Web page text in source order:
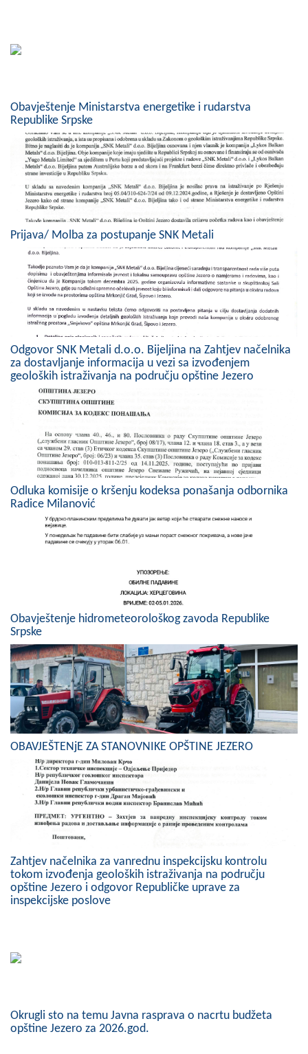
Statut Opštine
Skupštinsko vijeće opštine jezero
Sastav Skupštine
Službeni Glasnici
OPŠTINSKA UPRAVA
INFO
Vijesti
Aktivnosti
Javni pozivi
Obavještenja
Zaštita od požara
COVID 19
Geoistraživanja
PRIVREDA
Sport
CIVILNA ZAŠTITA
KONTAKT
Obavještenje Ministarstva energetike i rudarstva
Republike Srpske
Prijava/ Molba za postupanje SNK Metali
Odgovor SNK Metali d.o.o. Bijeljina na Zahtjev načelnika
za dostavljanje informacija u vezi sa izvođenjem
geoloških istraživanja na području opštine Jezero
Odluka komisije o kršenju kodeksa ponašanja odbornika
Radice Milanović
Obavještenje hidrometeorološkog zavoda Republike
Srpske
OBAVJEŠTENjE ZA STANOVNIKE OPŠTINE JEZERO
Zahtjev načelnika za vanrednu inspekcijsku kontrolu
tokom izvođenja geoloških istraživanja na području
opštine Jezero i odgovor Republičke uprave za
inspekcijske poslove
Okrugli sto na temu Javna rasprava o nacrtu budžeta
opštine Jezero za 2026.god.